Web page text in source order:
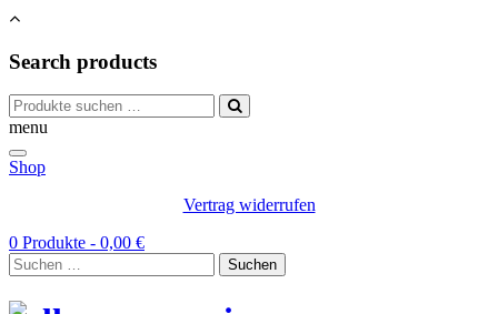
Search products
Suchen
nach:
menu
Shop
Vertrag widerrufen
0 Produkte - 0,00 €
Suchen
nach: